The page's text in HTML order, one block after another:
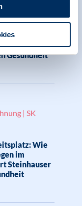
| SK
Hilfe und
Heijko
Gesundheit
| SK
Wie
im
Steinhauser